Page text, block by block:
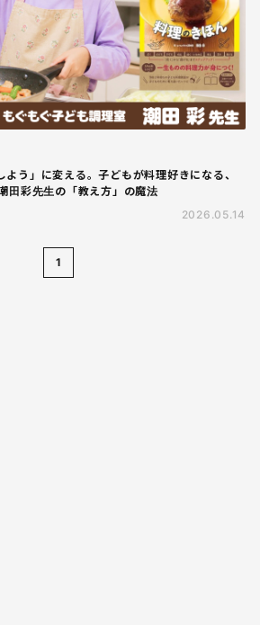
う」に変える。子どもが料理好きになる、
田彩先生の「教え方」の魔法
2026.05.14
1